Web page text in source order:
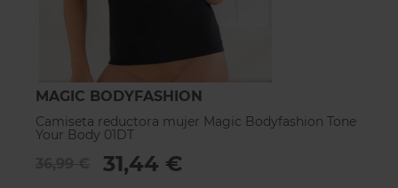
MAGIC BODYFASHION
Camiseta reductora mujer Magic Bodyfashion Tone
Your Body 01DT
31,44 €